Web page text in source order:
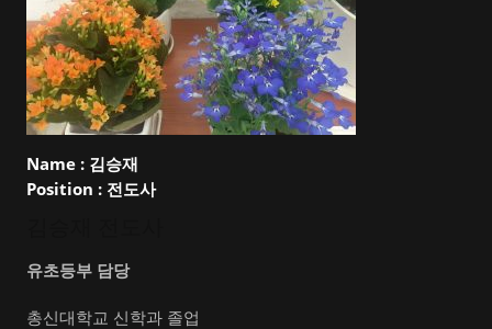
Name : 김승재
Position : 전도사
유초등부 담당
총신대학교 신학과 졸업